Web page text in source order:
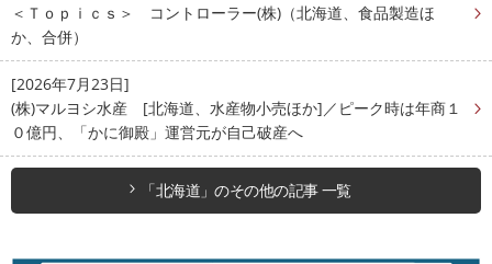
＜Ｔｏｐｉｃｓ＞ コントローラー(株)（北海道、食品製造ほ
か、合併）
[2026年7月23日]
(株)マルヨシ水産 [北海道、水産物小売ほか]／ピーク時は年商１
０億円、「かに御殿」運営元が自己破産へ
「北海道」のその他の記事 一覧